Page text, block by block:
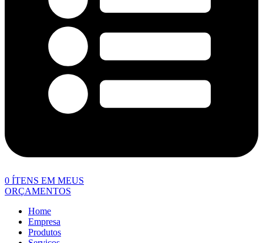
0 ÍTENS EM MEUS
ORÇAMENTOS
Home
Empresa
Produtos